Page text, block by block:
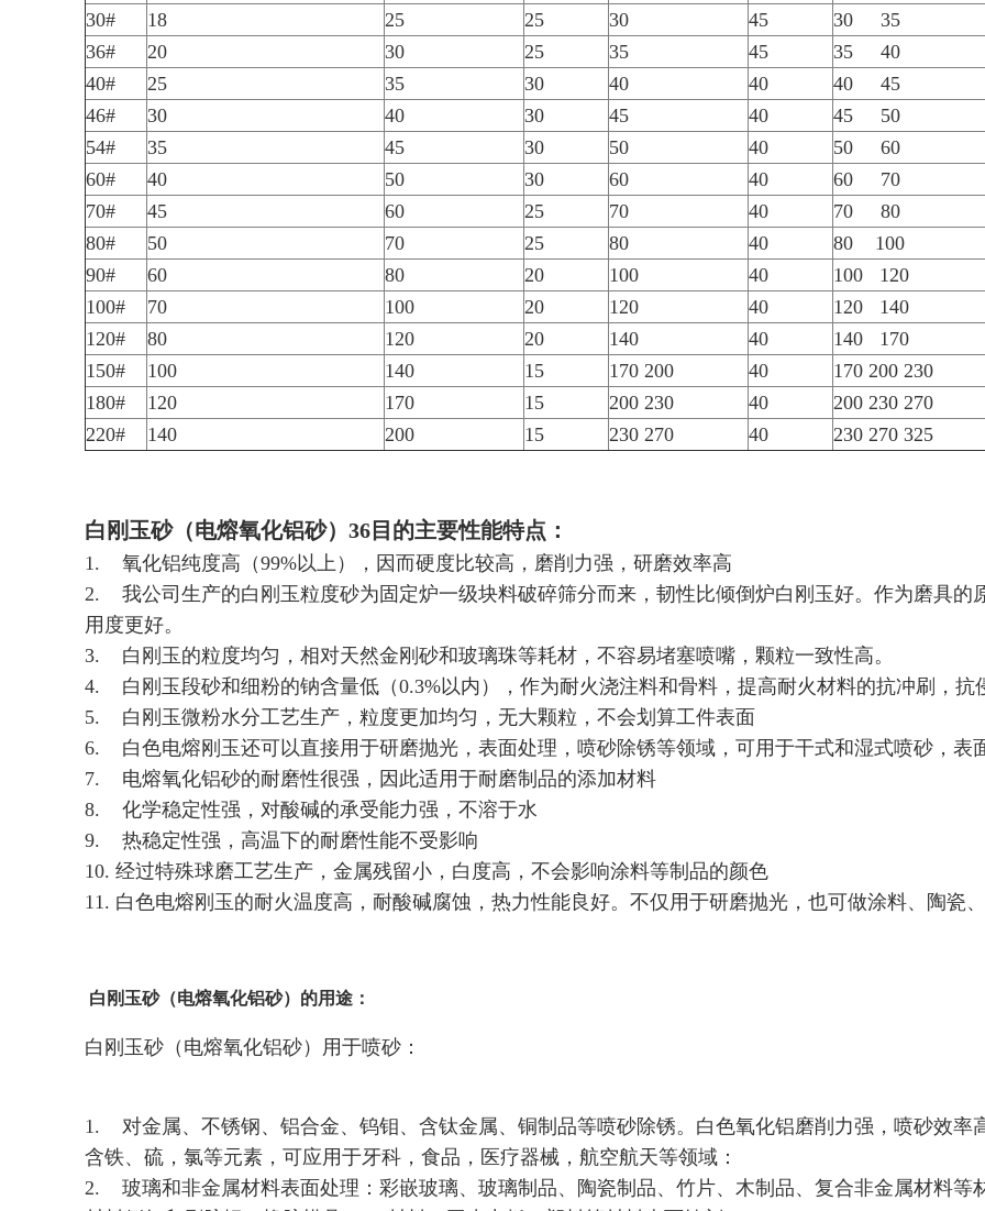
30#
18 25 25 30 45
30 35
36#
20 30 25 35 45
35 40
40#
25 35 30 40 40
40 45
46#
30 40 30 45 40
45 50
54#
35 45 30 50 40
50 60
60#
40 50 30 60 40
60 70
70#
45 60 25 70 40
70 80
80#
50 70 25 80 40
80 100
90#
60 80 20 100 40
100 120
100#
70 100 20 120 40
120 140
120#
80 120 20 140 40
140 170
150#
100 140 15 170 200 40
170 200 230
180#
120 170 15 200 230 40
200 230 270
220#
140 200 15 230 270 40 230 270 325
白刚玉砂（电熔氧化铝砂）36目的主要性能特点：
1. 氧化铝纯度高（99%以上），因而硬度比较高，磨削力强，研磨效率高
2. 我公司生产的白刚玉粒度砂为固定炉一级块料破碎筛分而来，韧性比倾倒炉白刚玉好。作为磨具的
用度更好。
3. 白刚玉的粒度均匀，相对天然金刚砂和玻璃珠等耗材，不容易堵塞喷嘴，颗粒一致性高。
4. 白刚玉段砂和细粉的钠含量低（0.3%以内），作为耐火浇注料和骨料，提高耐火材料的抗冲刷，抗
5. 白刚玉微粉水分工艺生产，粒度更加均匀，无大颗粒，不会划算工件表面
6. 白色电熔刚玉还可以直接用于研磨抛光，表面处理，喷砂除锈等领域，可用于干式和湿式喷砂，表
7. 电熔氧化铝砂的耐磨性很强，因此适用于耐磨制品的添加材料
8. 化学稳定性强，对酸碱的承受能力强，不溶于水
9. 热稳定性强，高温下的耐磨性能不受影响
10. 经过特殊球磨工艺生产，金属残留小，白度高，不会影响涂料等制品的颜色
11. 白色电熔刚玉的耐火温度高，耐酸碱腐蚀，热力性能良好。不仅用于研磨抛光，也可做涂料、陶瓷
白刚玉砂（电熔氧化铝砂）的用途：
白刚玉砂（电熔氧化铝砂）用于喷砂：
1. 对金属、不锈钢、铝合金、钨钼、含钛金属、铜制品等喷砂除锈。白色氧化铝磨削力强，喷砂效率
含铁、硫，氯等元素，可应用于牙科，食品，医疗器械，航空航天等领域：
2. 玻璃和非金属材料表面处理：彩嵌玻璃、玻璃制品、陶瓷制品、竹片、木制品、复合非金属材料等